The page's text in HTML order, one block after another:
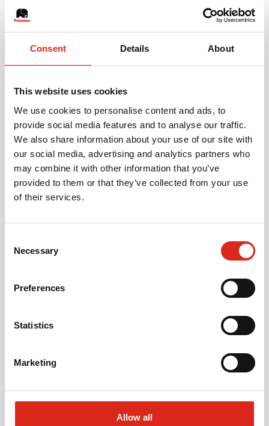
Consent Details About
This website uses cookies
We use cookies to personalise content and ads, to
provide social media features and to analyse our traffic.
We also share information about your use of our site with
our social media, advertising and analytics partners who
may combine it with other information that you’ve
provided to them or that they’ve collected from your use
of their services.
Selection
Necessary
Preferences
Statistics
Marketing
Allow all
PrīmXvarmistaa ympäristöystävällisen rakentamisen.
Betonia tarvitaan entistä vähemmän sillä rakenteet voidaan
hiilijalanjälkeä jopa 40 %.
Edut:
Saumaton,
Ei katkaisuja
Ei isoja saumoja
Pysyy sileänä
Käytännössä halkeamaton
Tasaisempi pinta, ei kupruja tai saumojen tiivistystä
Kestävä ja vähemmän kunnossapitoa sekä pidempi
Ympäristöystävällinen – auttaa vähentämään
hiilidioksidipäästöjä jopa 40 %